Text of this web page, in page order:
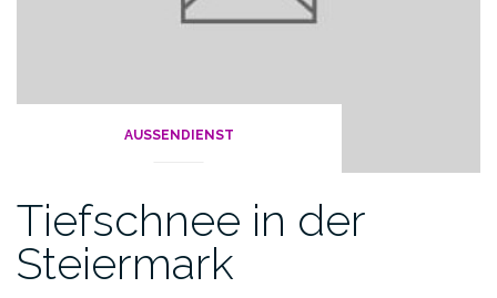
AUSSENDIENST
Tiefschnee in der
Steiermark